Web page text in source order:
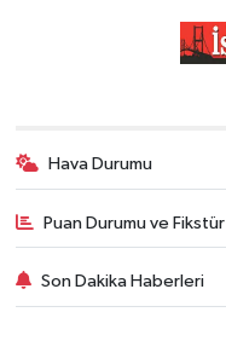
Hava Durumu
Puan Durumu ve Fikstür
Son Dakika Haberleri